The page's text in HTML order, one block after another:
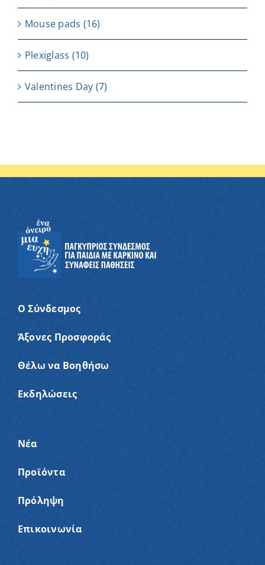
Μouse pads (16)
Plexiglass (10)
Valentines Day (7)
Ο Σύνδεσμος
Άξονες Προσφοράς
Θέλω να Βοηθήσω
Εκδηλώσεις
Νέα
Προϊόντα
Πρόληψη
Επικοινωνία